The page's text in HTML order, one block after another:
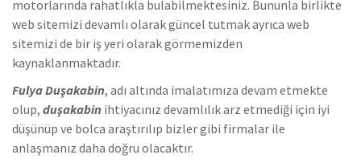
motorlarında rahatlıkla bulabilmektesiniz. Bununla birlikte
web sitemizi devamlı olarak güncel tutmak ayrıca web
sitemizi de bir iş yeri olarak görmemizden
kaynaklanmaktadır.
Fulya Duşakabin, adı altında imalatımıza devam etmekte
olup, duşakabin ihtiyacınız devamlılık arz etmediği için iyi
düşünüp ve bolca araştırılıp bizler gibi firmalar ile
anlaşmanız daha doğru olacaktır.